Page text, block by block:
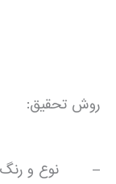
روش تحقيق: